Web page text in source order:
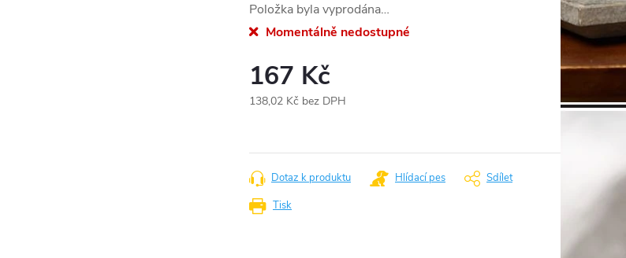
Položka byla vyprodána…
Momentálně nedostupné
167 Kč
138,02 Kč bez DPH
Tisk
Dotaz k produktu Hlídací pes Sdílet